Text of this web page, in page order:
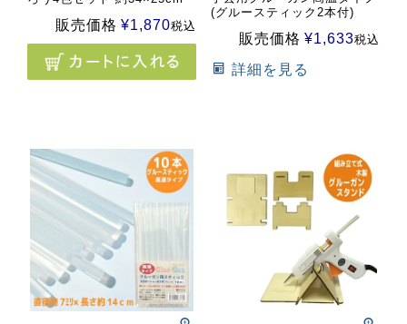
販売価格 ¥1,870税込
(グルースティック2本付)
販売価格 ¥1,633税込
詳細を見る